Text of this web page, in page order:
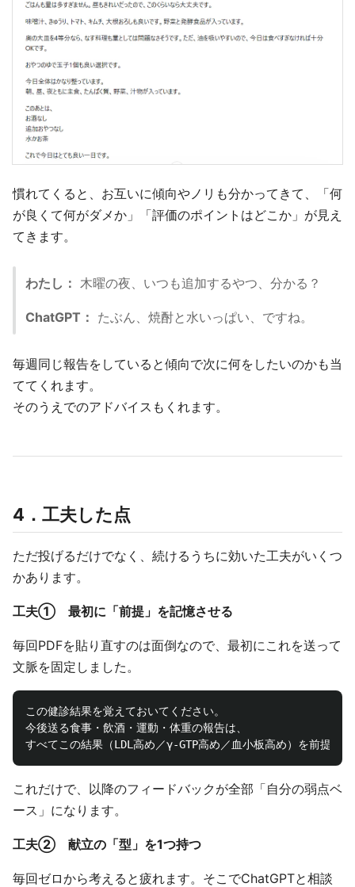
慣れてくると、お互いに傾向やノリも分かってきて、「何
が良くて何がダメか」「評価のポイントはどこか」が見え
てきます。
わたし： 木曜の夜、いつも追加するやつ、分かる？
ChatGPT： たぶん、焼酎と水いっぱい、ですね。
毎週同じ報告をしていると傾向で次に何をしたいのかも当
ててくれます。
そのうえでのアドバイスもくれます。
4．工夫した点
ただ投げるだけでなく、続けるうちに効いた工夫がいくつ
かあります。
工夫① 最初に「前提」を記憶させる
毎回PDFを貼り直すのは面倒なので、最初にこれを送って
文脈を固定しました。
この健診結果を覚えておいてください。
今後送る食事・飲酒・運動・体重の報告は、
これだけで、以降のフィードバックが全部「自分の弱点ベ
ース」になります。
工夫② 献立の「型」を1つ持つ
毎回ゼロから考えると疲れます。そこでChatGPTと相談